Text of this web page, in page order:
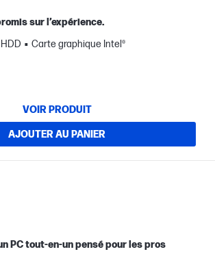
sur l’expérience.
HDD Carte graphique Intel®
VOIR PRODUIT
AJOUTER AU PANIER
PC tout-en-un pensé pour les pros